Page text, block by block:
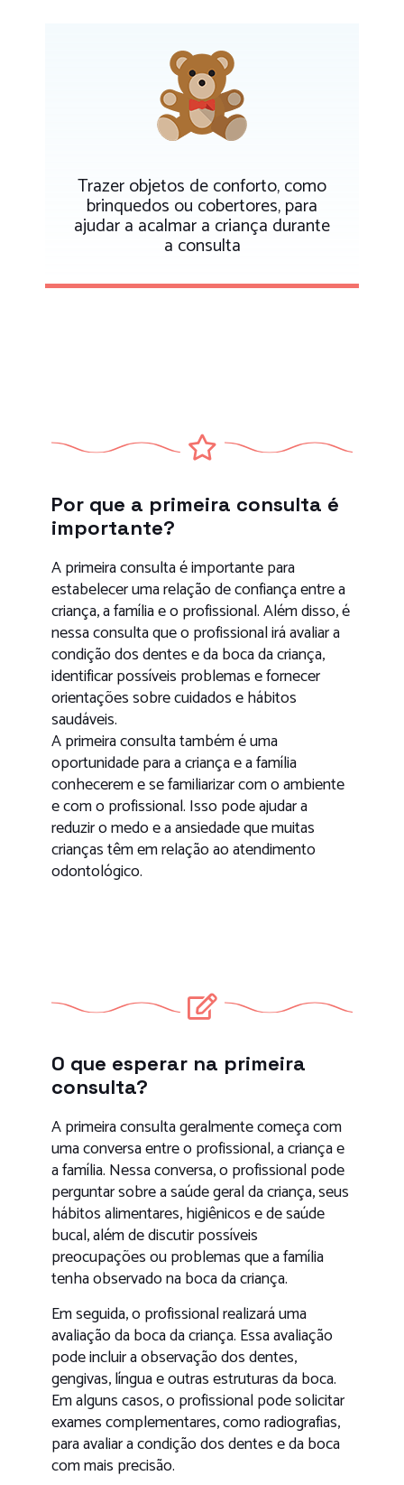
Trazer objetos de conforto, como
brinquedos ou cobertores, para
ajudar a acalmar a criança durante
a consulta
Por que a primeira consulta é
importante?
A primeira consulta é importante para
estabelecer uma relação de confiança entre a
criança, a família e o profissional. Além disso, é
nessa consulta que o profissional irá avaliar a
condição dos dentes e da boca da criança,
identificar possíveis problemas e fornecer
orientações sobre cuidados e hábitos
saudáveis.
A primeira consulta também é uma
oportunidade para a criança e a família
conhecerem e se familiarizar com o ambiente
e com o profissional. Isso pode ajudar a
reduzir o medo e a ansiedade que muitas
crianças têm em relação ao atendimento
odontológico.
O que esperar na primeira
consulta?
A primeira consulta geralmente começa com
uma conversa entre o profissional, a criança e
a família. Nessa conversa, o profissional pode
perguntar sobre a saúde geral da criança, seus
hábitos alimentares, higiênicos e de saúde
bucal, além de discutir possíveis
preocupações ou problemas que a família
tenha observado na boca da criança.
Em seguida, o profissional realizará uma
avaliação da boca da criança. Essa avaliação
pode incluir a observação dos dentes,
gengivas, língua e outras estruturas da boca.
Em alguns casos, o profissional pode solicitar
exames complementares, como radiografias,
para avaliar a condição dos dentes e da boca
com mais precisão.